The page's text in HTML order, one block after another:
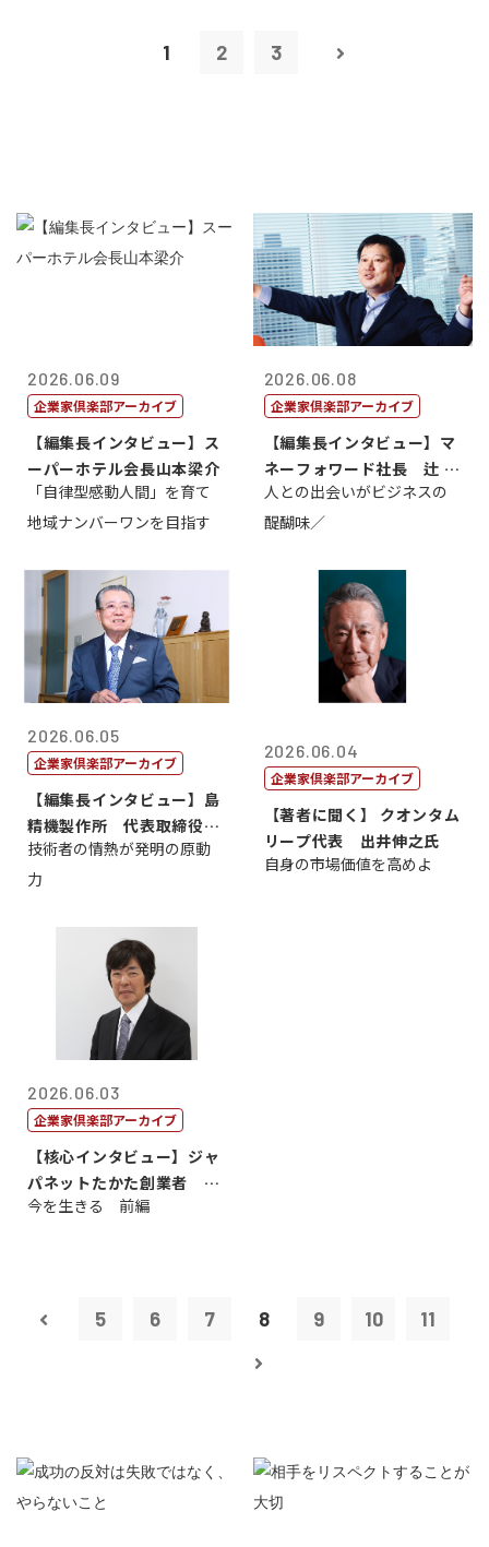
1 2 3
2026.06.09
企業家倶楽部アーカイブ
【編集長インタビュー】ス
ーパーホテル会長山本梁介
「自律型感動人間」を育て
地域ナンバーワンを目指す
2026.06.08
企業家倶楽部アーカイブ
【編集長インタビュー】マ
ネーフォワード社長 辻 庸
介
人との出会いがビジネスの
醍醐味／
2026.06.05
企業家倶楽部アーカイブ
【編集長インタビュー】島
精機製作所 代表取締役
社 長 島 正...
技術者の情熱が発明の原動
力
2026.06.04
企業家倶楽部アーカイブ
【著者に聞く】 クオンタム
リープ代表 出井伸之氏
自身の市場価値を高めよ
2026.06.03
企業家倶楽部アーカイブ
【核心インタビュー】ジャ
パネットたかた創業者 髙
田 明氏
今を生きる 前編
5 6 7 8 9 10 11